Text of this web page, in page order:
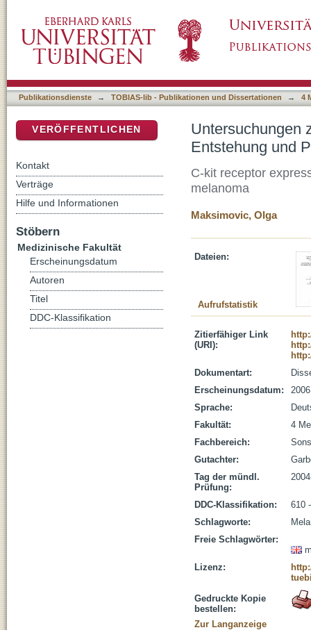
malignen Melanoms
Publikationsdienste → TOBIAS-lib - Publikationen und Dissertationen → 4
Untersuchungen
Entstehung und
C-kit receptor
melanoma
Maksimovic, Olga
Dateien:
Aufrufstatistik
Zitierfähiger Link
(URI):
Dokumentart:
Erscheinungsdatum:
2006
Sprache:
Fakultät:
4
Fachbereich:
Gutachter:
Tag der mündl.
Prüfung:
DDC-Klassifikation:
610
Schlagworte:
Freie Schlagwörter:
Lizenz:
Gedruckte Kopie
bestellen:
Zur Langanzeige
VERÖFFENTLICHEN
Kontakt
Verträge
Hilfe und Informationen
Stöbern
Medizinische Fakultät
Erscheinungsdatum
Autoren
Titel
DDC-Klassifikation